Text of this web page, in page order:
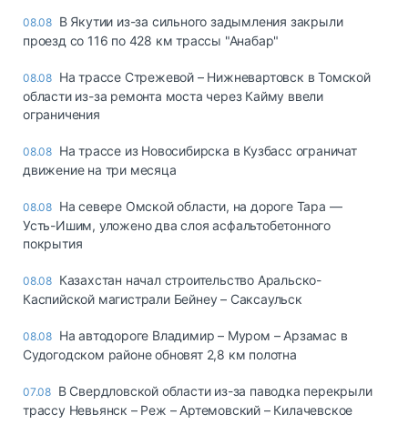
08.08 В Якутии из-за сильного задымления закрыли
проезд со 116 по 428 км трассы "Анабар"
08.08 На трассе Стрежевой – Нижневартовск в Томской
области из-за ремонта моста через Кайму ввели
ограничения
08.08 На трассе из Новосибирска в Кузбасс ограничат
движение на три месяца
08.08 На севере Омской области, на дороге Тара —
Усть-Ишим, уложено два слоя асфальтобетонного
покрытия
08.08 Казахстан начал строительство Аральско-
Каспийской магистрали Бейнеу – Саксаульск
08.08 На автодороге Владимир – Муром – Арзамас в
Судогодском районе обновят 2,8 км полотна
07.08 В Свердловской области из-за паводка перекрыли
трассу Невьянск – Реж – Артемовский – Килачевское